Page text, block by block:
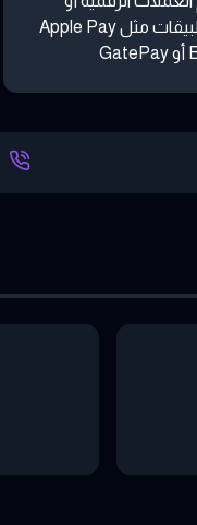
البطاقات أو تطبيقات مثل Apple Pay